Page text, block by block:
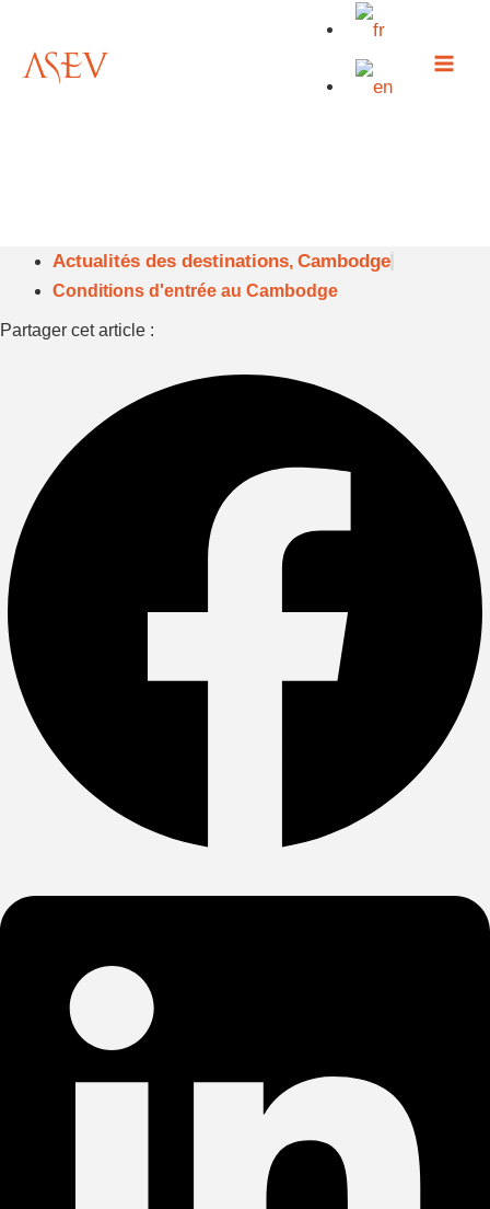
contenu
Actualités des destinations, Cambodge
Conditions d'entrée au Cambodge
Partager cet article :